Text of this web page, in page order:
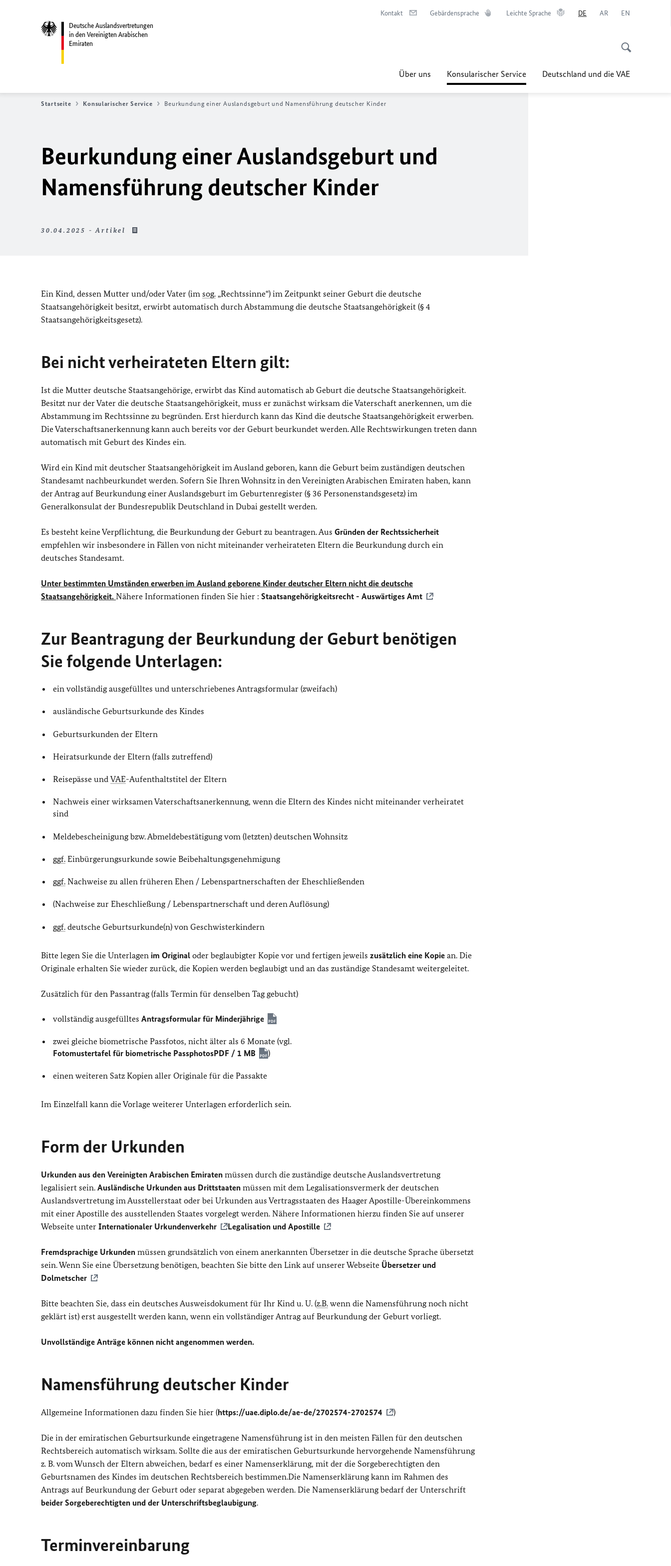
Deutsche Auslandsvertretungen
in den Vereinigten Arabischen
Emiraten
Kontakt Gebärdensprache Leichte Sprache DE AR EN
Über uns Konsularischer Service Deutschland und die VAE
Startseite Konsularischer Service Beurkundung einer Auslandsgeburt und Namensführung deutscher Kinder
Beurkundung einer Auslandsgeburt und
Namensführung deutscher Kinder
30.04.2025 - Artikel
Ein Kind, dessen Mutter und/oder Vater (im sog. „Rechtssinne“) im Zeitpunkt seiner Geburt die deutsche
Staatsangehörigkeit besitzt, erwirbt automatisch durch Abstammung die deutsche Staatsangehörigkeit (§ 4
Staatsangehörigkeitsgesetz).
Bei nicht verheirateten Eltern gilt:
Ist die Mutter deutsche Staatsangehörige, erwirbt das Kind automatisch ab Geburt die deutsche Staatsangehörigkeit.
Besitzt nur der Vater die deutsche Staatsangehörigkeit, muss er zunächst wirksam die Vaterschaft anerkennen, um die
Abstammung im Rechtssinne zu begründen. Erst hierdurch kann das Kind die deutsche Staatsangehörigkeit erwerben.
Die Vaterschaftsanerkennung kann auch bereits vor der Geburt beurkundet werden. Alle Rechtswirkungen treten dann
automatisch mit Geburt des Kindes ein.
Wird ein Kind mit deutscher Staatsangehörigkeit im Ausland geboren, kann die Geburt beim zuständigen deutschen
Standesamt nachbeurkundet werden. Sofern Sie Ihren Wohnsitz in den Vereinigten Arabischen Emiraten haben, kann
der Antrag auf Beurkundung einer Auslandsgeburt im Geburtenregister (§ 36 Personenstandsgesetz) im
Generalkonsulat der Bundesrepublik Deutschland in Dubai gestellt werden.
Es besteht keine Verpflichtung, die Beurkundung der Geburt zu beantragen. Aus Gründen der Rechtssicherheit
empfehlen wir insbesondere in Fällen von nicht miteinander verheirateten Eltern die Beurkundung durch ein
deutsches Standesamt.
Unter bestimmten Umständen erwerben im Ausland geborene Kinder deutscher Eltern nicht die deutsche
Staatsangehörigkeit. Nähere Informationen finden Sie hier : Staatsangehörigkeitsrecht - Auswärtiges Amt
Zur Beantragung der Beurkundung der Geburt benötigen
Sie folgende Unterlagen:
ein vollständig ausgefülltes und unterschriebenes Antragsformular (zweifach)
ausländische Geburtsurkunde des Kindes
Geburtsurkunden der Eltern
Heiratsurkunde der Eltern (falls zutreffend)
Reisepässe undVAE-Aufenthaltstitel der Eltern
Nachweis einer wirksamen Vaterschaftsanerkennung, wenn die Eltern des Kindes nicht miteinander verheiratet
sind
Meldebescheinigung bzw. Abmeldebestätigung vom (letzten) deutschen Wohnsitz
ggf. Einbürgerungsurkunde sowie Beibehaltungsgenehmigung
ggf. Nachweise zu allen früheren Ehen / Lebenspartnerschaften der Eheschließenden
(Nachweise zur Eheschließung / Lebenspartnerschaft und deren Auflösung)
ggf. deutsche Geburtsurkunde(n) von Geschwisterkindern
Bitte legen Sie die Unterlagen im Original oder beglaubigter Kopie vor und fertigen jeweils zusätzlich eine Kopie an. Die
Originale erhalten Sie wieder zurück, die Kopien werden beglaubigt und an das zuständige Standesamt weitergeleitet.
Zusätzlich für den Passantrag (falls Termin für denselben Tag gebucht)
vollständig ausgefülltesAntragsformular für Minderjährige
zwei gleiche biometrische Passfotos, nicht älter als 6 Monate (vgl.
Fotomustertafel für biometrische PassphotosPDF / 1 MB
)
einen weiteren Satz Kopien aller Originale für die Passakte
Im Einzelfall kann die Vorlage weiterer Unterlagen erforderlich sein.
Form der Urkunden
Urkunden aus den Vereinigten Arabischen Emiraten müssen durch die zuständige deutsche Auslandsvertretung
legalisiert sein. Ausländische Urkunden aus Drittstaaten müssen mit dem Legalisationsvermerk der deutschen
Auslandsvertretung im Ausstellerstaat oder bei Urkunden aus Vertragsstaaten des Haager Apostille-Übereinkommens
mit einer Apostille des ausstellenden Staates vorgelegt werden. Nähere Informationen hierzu finden Sie auf unserer
Webseite unter Internationaler Urkundenverkehr Legalisation und Apostille
Fremdsprachige Urkunden müssen grundsätzlich von einem anerkannten Übersetzer in die deutsche Sprache übersetzt
sein. Wenn Sie eine Übersetzung benötigen, beachten Sie bitte den Link auf unserer Webseite Übersetzer und
Dolmetscher
Bitte beachten Sie, dass ein deutsches Ausweisdokument für Ihr Kind u. U. (z.B. wenn die Namensführung noch nicht
geklärt ist) erst ausgestellt werden kann, wenn ein vollständiger Antrag auf Beurkundung der Geburt vorliegt.
Unvollständige Anträge können nicht angenommen werden.
Namensführung deutscher Kinder
Allgemeine Informationen dazu finden Sie hier (https://uae.diplo.de/ae-de/2702574-2702574 )
Die in der emiratischen Geburtsurkunde eingetragene Namensführung ist in den meisten Fällen für den deutschen
Rechtsbereich automatisch wirksam. Sollte die aus der emiratischen Geburtsurkunde hervorgehende Namensführung
z. B. vom Wunsch der Eltern abweichen, bedarf es einer Namenserklärung, mit der die Sorgeberechtigten den
Geburtsnamen des Kindes im deutschen Rechtsbereich bestimmen.Die Namenserklärung kann im Rahmen des
Antrags auf Beurkundung der Geburt oder separat abgegeben werden. Die Namenserklärung bedarf der Unterschrift
beider Sorgeberechtigten und der Unterschriftsbeglaubigung.
Terminvereinbarung